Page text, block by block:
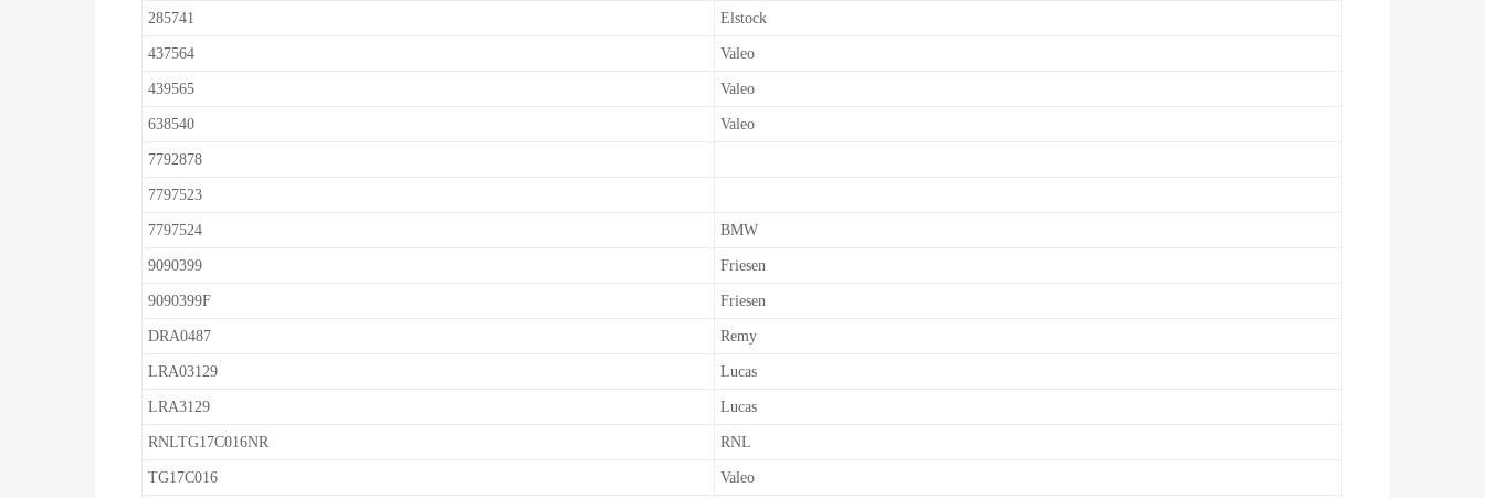
285741 Elstock
437564 Valeo
439565 Valeo
638540 Valeo
7792878
7797523
7797524 BMW
9090399 Friesen
9090399F Friesen
DRA0487 Remy
LRA03129 Lucas
LRA3129 Lucas
RNLTG17C016NR RNL
TG17C016 Valeo